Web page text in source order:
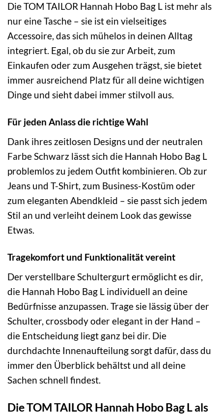
Die TOM TAILOR Hannah Hobo Bag L ist mehr als
nur eine Tasche – sie ist ein vielseitiges
Accessoire, das sich mühelos in deinen Alltag
integriert. Egal, ob du sie zur Arbeit, zum
Einkaufen oder zum Ausgehen trägst, sie bietet
immer ausreichend Platz für all deine wichtigen
Dinge und sieht dabei immer stilvoll aus.
Für jeden Anlass die richtige Wahl
Dank ihres zeitlosen Designs und der neutralen
Farbe Schwarz lässt sich die Hannah Hobo Bag L
problemlos zu jedem Outfit kombinieren. Ob zur
Jeans und T-Shirt, zum Business-Kostüm oder
zum eleganten Abendkleid – sie passt sich jedem
Stil an und verleiht deinem Look das gewisse
Etwas.
Tragekomfort und Funktionalität vereint
Der verstellbare Schultergurt ermöglicht es dir,
die Hannah Hobo Bag L individuell an deine
Bedürfnisse anzupassen. Trage sie lässig über der
Schulter, crossbody oder elegant in der Hand –
die Entscheidung liegt ganz bei dir. Die
durchdachte Innenaufteilung sorgt dafür, dass du
immer den Überblick behältst und all deine
Sachen schnell findest.
Die TOM TAILOR Hannah Hobo Bag L als